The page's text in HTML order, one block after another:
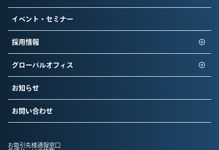
イベント・セミナー
採用情報
グローバルオフィス
お知らせ
お問い合わせ
お取引先様通報窓口